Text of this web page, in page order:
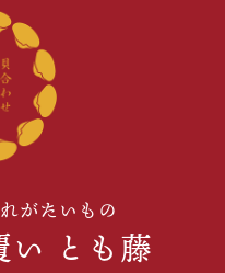
がたいもの
い とも藤